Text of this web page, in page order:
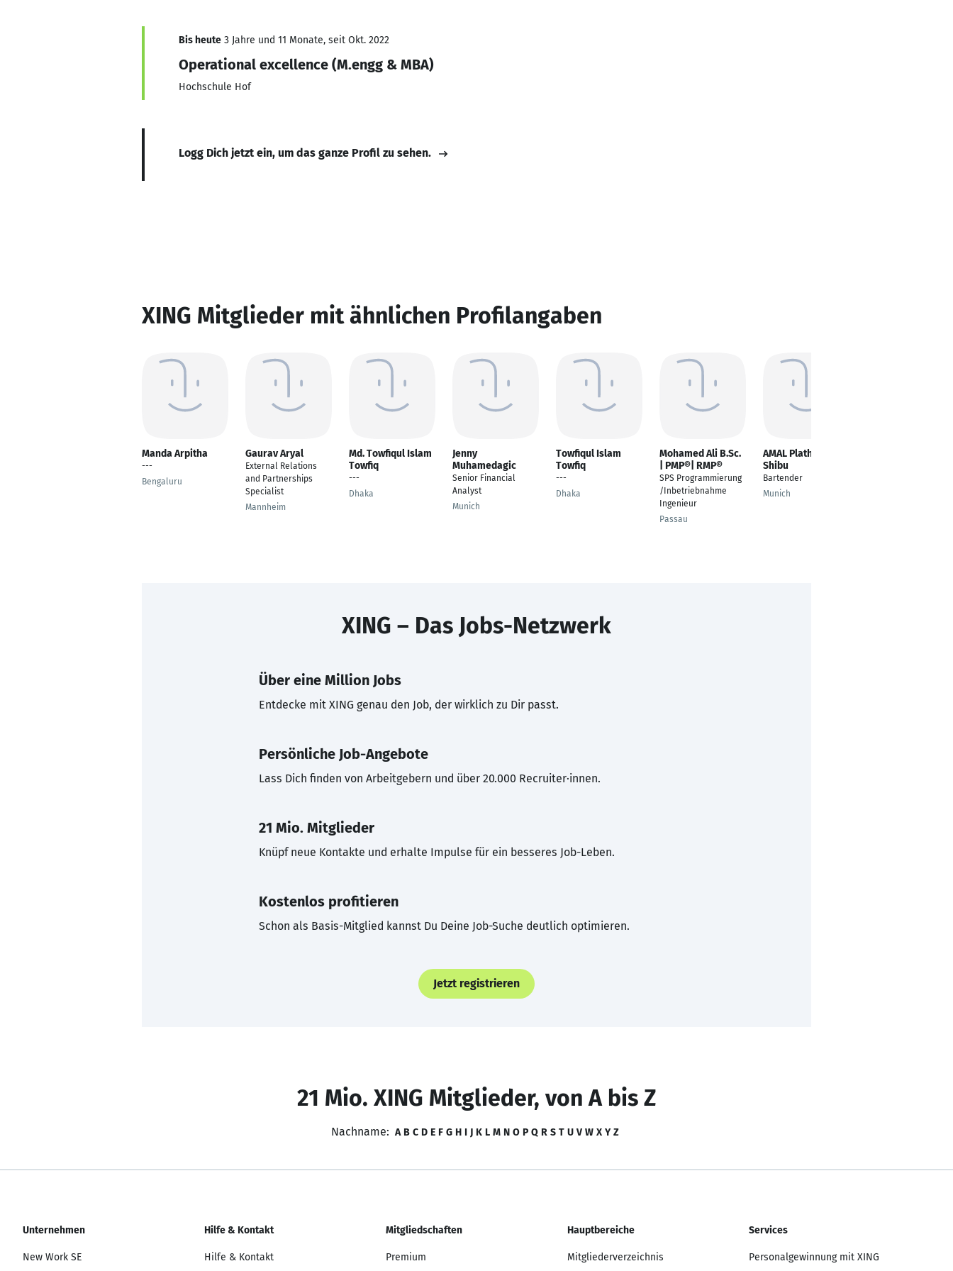
Bis heute 3 Jahre und 11 Monate, seit Okt. 2022
Operational excellence (M.engg & MBA)
Hochschule Hof
Logg Dich jetzt ein, um das ganze Profil zu sehen.
XING Mitglieder mit ähnlichen Profilangaben
Manda Arpitha
---
Bengaluru
Gaurav Aryal
External Relations
and Partnerships
Specialist
Mannheim
Md. Towfiqul Islam
Towfiq
---
Dhaka
Jenny
Muhamedagic
Senior Financial
Analyst
Munich
Towfiqul Islam
Towfiq
---
Dhaka
Mohamed Ali B.Sc.
| PMP®| RMP®
SPS Programmierung
/Inbetriebnahme
Ingenieur
Passau
AMAL Plathottathil
Shibu
Bartender
Munich
XING – Das Jobs-Netzwerk
Über eine Million Jobs
Entdecke mit XING genau den Job, der wirklich zu Dir passt.
Persönliche Job-Angebote
Lass Dich finden von Arbeitgebern und über 20.000 Recruiter·innen.
21 Mio. Mitglieder
Knüpf neue Kontakte und erhalte Impulse für ein besseres Job-Leben.
Kostenlos profitieren
Schon als Basis-Mitglied kannst Du Deine Job-Suche deutlich optimieren.
Jetzt registrieren
21 Mio. XING Mitglieder, von A bis Z
Nachname: A B C D E F G H I J K L M N O P Q R S T U V W X Y Z
Unternehmen
New Work SE
Hilfe & Kontakt
Hilfe & Kontakt
Mitgliedschaften
Premium
Hauptbereiche
Mitgliederverzeichnis
Services
Personalgewinnung mit XING